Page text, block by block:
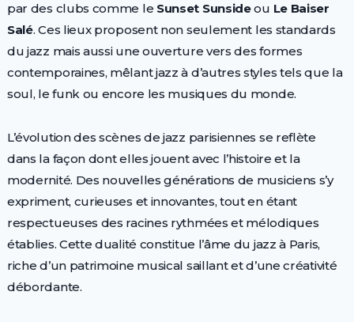
par des clubs comme le Sunset Sunsideou Le Baiser
Salé. Ces lieux proposent non seulement les standards
du jazz mais aussi une ouverture vers des formes
contemporaines, mêlant jazz à d’autres styles tels que la
soul, le funk ou encore les musiques du monde.
L’évolution des scènes de jazz parisiennes se reflète
dans la façon dont elles jouent avec l’histoire et la
modernité. Des nouvelles générations de musiciens s’y
expriment, curieuses et innovantes, tout en étant
respectueuses des racines rythmées et mélodiques
établies. Cette dualité constitue l’âme du jazz à Paris,
riche d’un patrimoine musical saillant et d’une créativité
débordante.